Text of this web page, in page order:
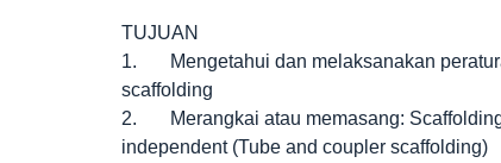
TUJUAN
1. Mengetahui dan melaksanakan
scaffolding
2. Merangkai atau memasang: Scaffolding
independent (Tube and coupler scaffolding)